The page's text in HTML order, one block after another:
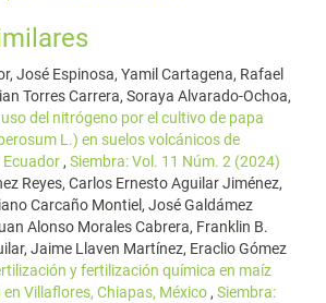
José Espinosa, Yamil Cartagena, Rafael
Torres Carrera, Soraya Alvarado-Ochoa,
del nitrógeno por el cultivo de papa
L.) en suelos volcánicos de
, Siembra: Vol. 11 Núm. 2 (2024)
Reyes, Carlos Ernesto Aguilar Jiménez,
Carcaño Montiel, José Galdámez
Alonso Morales Cabrera, Franklin B.
Jaime Llaven Martínez, Eraclio Gómez
y fertilización química en maíz
en Villaflores, Chiapas, México, Siembra: